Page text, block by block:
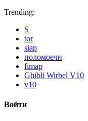
Trending:
S
tor
siap
поломоечн
fimap
Ghibli Wirbel V10
v10
Войти